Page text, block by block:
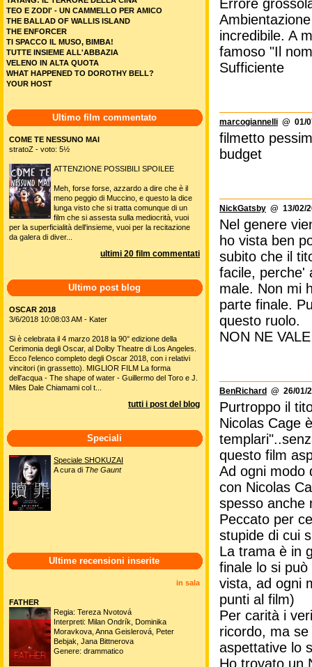
Errore
incredibile. A
famoso "Il
Sufficiente
marcogiannelli @ 01/
filmetto
budget
NickGatsby @ 13/02/
Nel genere
ho vista ben
subito che il
facile, perche'
male. Non mi
parte finale.
questo ruolo.
NON NE
BenRichard @ 26/01/
Purtroppo il
Nicolas Cage
questo film
Ad ogni modo
con Nicolas
spesso anche
Peccato per
stupide di cui
La trama è in
finale lo si
vista, ad ogni
punti al film)
Per carità i
ricordo, ma
aspettative lo
Ho trovato un
TEO E ZODI' - UN CAMMELLO PER AMICO
THE BALLAD OF WALLIS ISLAND
THE ENFORCER
TI SPACCO IL MUSO, BIMBA!
TUTTE INSIEME ALL'ABBAZIA
VELENO IN ALTA QUOTA
WHAT HAPPENED TO DOROTHY BELL?
YOUR HOST
Ultimo film commentato
COME TE NESSUNO MAI
stratoZ - voto: 5½
ATTENZIONE POSSIBILI SPOILEE
Meh, forse forse, azzardo a dire che è il
meno peggio di Muccino, e questo la dice
lunga visto che si tratta comunque di un
film che si assesta sulla mediocrità, vuoi
per la superficialità dell'insieme, vuoi per la recitazione
da galera di diver...
ultimi 20 film commentati
Ultimo post blog
OSCAR 2018
3/6/2018 10:08:03 AM - Kater
Si è celebrata il 4 marzo 2018 la 90° edizione della
Cerimonia degli Oscar, al Dolby Theatre di Los Angeles.
Ecco l'elenco completo degli Oscar 2018, con i relativi
vincitori (in grassetto). MIGLIOR FILM La forma
dell'acqua - The shape of water - Guillermo del Toro e J.
Miles Dale Chiamami col t...
tutti i post del blog
Speciali
Speciale SHOKUZAI
A cura di The Gaunt
Ultime recensioni inserite
in sala
FATHER
Regia: Tereza Nvotová
Interpreti: Milan Ondrík, Dominika
Moravkova, Anna Geislerová, Peter
Bebjak, Jana Bittnerova
Genere: drammatico